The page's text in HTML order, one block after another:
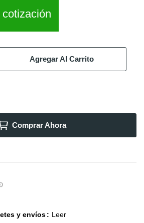
Agregar Al Carrito
Comprar Ahora
y envíos Leer